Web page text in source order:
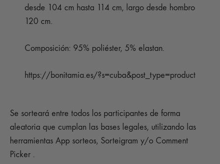
desde 104 cm hasta 114 cm, largo desde hombro
120 cm.
Composición: 95% poliéster, 5% elastan.
https://bonitamia.es/?s=cuba&post_type=product
Se sorteará entre todos los participantes de forma
aleatoria que cumplan las bases legales, utilizando las
herramientas App sorteos, Sorteigram y/o Comment
Picker .